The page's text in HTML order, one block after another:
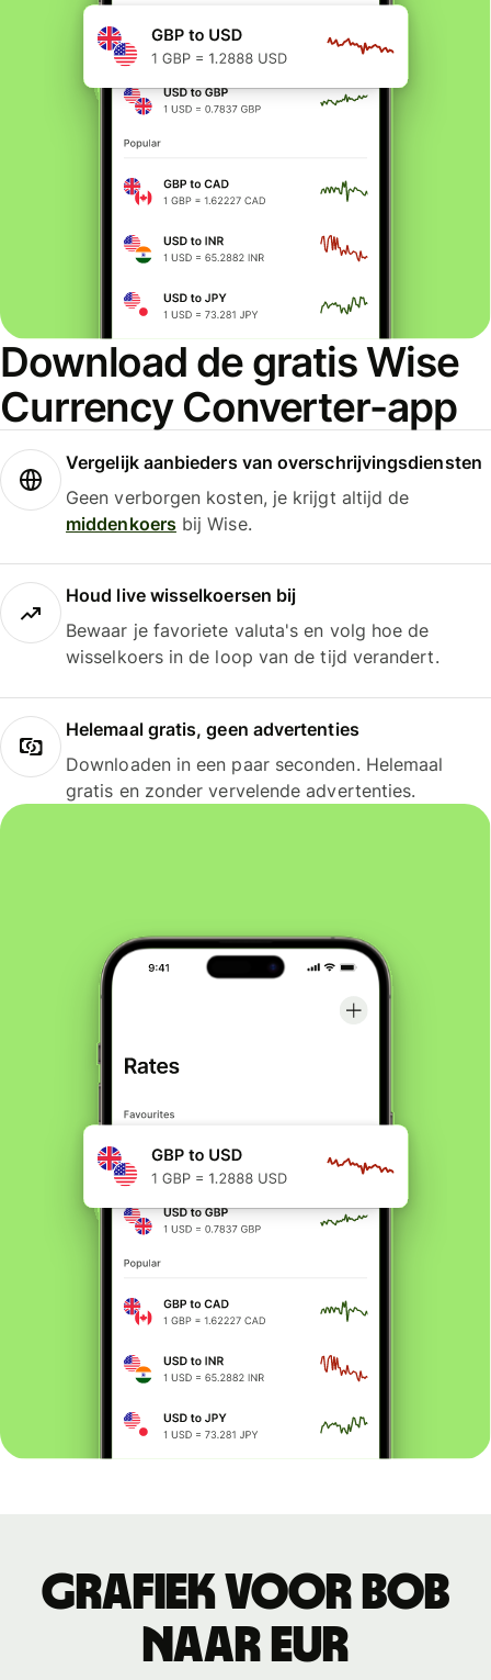
Download de gratis Wise
Currency Converter-app
Vergelijk aanbieders van overschrijvingsdiensten
Geen verborgen kosten, je krijgt altijd de
middenkoersbij Wise.
Houd live wisselkoersen bij
Bewaar je favoriete valuta's en volg hoe de
wisselkoers in de loop van de tijd verandert.
Helemaal gratis, geen advertenties
Downloaden in een paar seconden. Helemaal
gratis en zonder vervelende advertenties.
Grafiek voor BOB
naar EUR